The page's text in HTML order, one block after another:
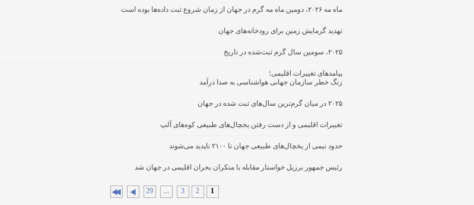
ماه مه ۲۰۲۶، دومین ماه مه گرم در جهان از زمان شروع ثبت داده‌ها بوده است
تهدید گرمایش زمین برای رودخانه‌های جهان
۲۰۲۵، سومین سال گرم ثبت‌شده در تاریخ
پیامدهای تغییرات اقلیمی؛
زنگ خطر سازمان جهانی هواشناسی به صدا درآمد
۲۰۲۵ در میان گرم‌ترین سال‌های ثبت شده در جهان
تغییرات اقلیمی و از دست رفتن یخچال‌های طبیعی کوه‌های آلپ
حدود نیمی از یخچال‌های طبیعی جهان تا ۲۱۰۰ ناپدید می‌شوند
رئیس جمهور برزیل خواستار مقابله با منکران بحران اقلیمی در جهان شد
1
2
3
...
29